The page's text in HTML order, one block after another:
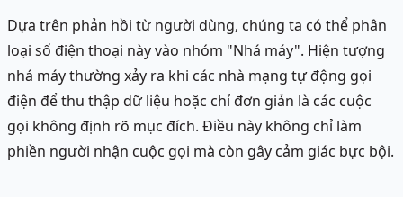
Dựa trên phản hồi từ người dùng, chúng ta có thể phân
loại số điện thoại này vào nhóm "Nhá máy". Hiện tượng
nhá máy thường xảy ra khi các nhà mạng tự động gọi
điện để thu thập dữ liệu hoặc chỉ đơn giản là các cuộc
gọi không định rõ mục đích. Điều này không chỉ làm
phiền người nhận cuộc gọi mà còn gây cảm giác bực bội.